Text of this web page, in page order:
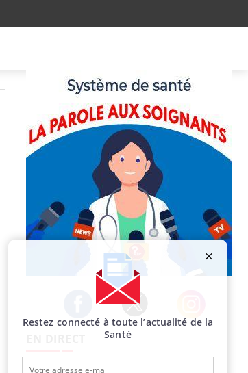
Facebook Twitter Instagram
Restez connecté à toute l’actualité de la
Santé